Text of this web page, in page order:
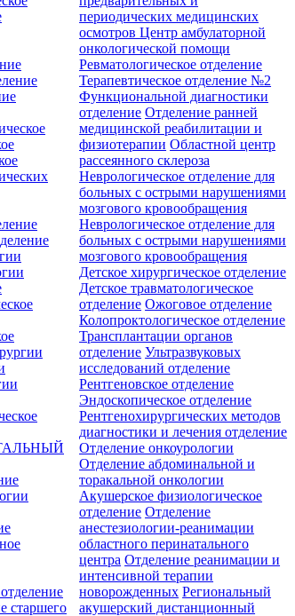
периодических медицинских
осмотровЦентр амбулаторной
онкологической помощи
Ревматологическое отделение
Терапевтическое отделение №2
Функциональной диагностики
отделение Отделение ранней
медицинской реабилитации и
физиотерапии Областной центр
рассеянного склероза
Неврологическое отделение для
больных с острыми нарушениями
мозгового кровообращения
Неврологическое отделение для
больных с острыми нарушениями
мозгового кровообращения
Детское хирургическое отделение
Детское травматологическое
отделение Ожоговое отделение
Колопроктологическое отделение
Трансплантации органов
отделение Ультразвуковых
исследований отделение
Рентгеновское отделение
Эндоскопическое отделение
Рентгенохирургических методов
диагностики и лечения отделение
Отделение онкоурологии
Отделение абдоминальной и
торакальной онкологии
Акушерское физиологическое
отделение Отделение
анестезиологии-реанимации
областного перинатального
центра Отделение реанимации и
интенсивной терапии
новорожденных Региональный
акушерский дистанционный
старшего